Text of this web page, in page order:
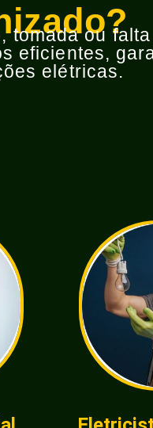
tomada ou
eficientes,
elétricas.